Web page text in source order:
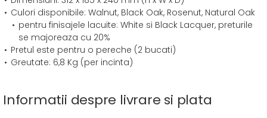
Culori disponibile: Walnut, Black Oak, Rosenut, Natural Oak
pentru finisajele lacuite: White si Black Lacquer, preturile
se majoreaza cu 20%
Pretul este pentru o pereche (2 bucati)
Greutate: 6,8 Kg (per incinta)
Informatii despre livrare si plata